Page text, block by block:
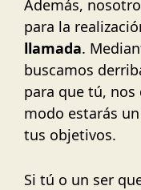
Además,
para la
llamada.
buscamos
para que tú, nos
modo estarás
tus objetivos.
Si tú o un ser